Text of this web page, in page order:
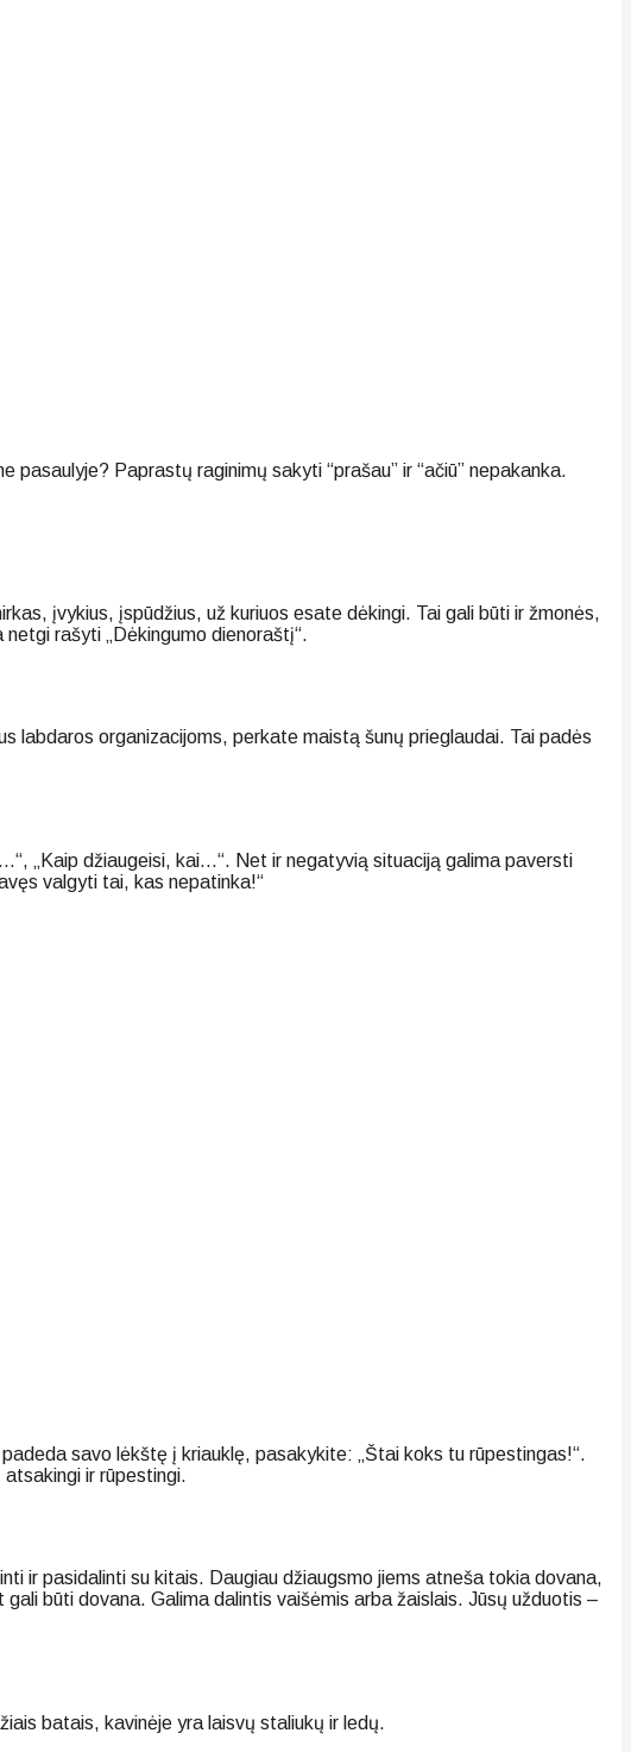
Paprastų raginimų sakyti “prašau” ir “ačiū” nepakanka.
įvykius, įspūdžius, už kuriuos esate dėkingi. Tai gali būti ir žmonės,
rašyti „Dėkingumo dienoraštį“.
labdaros organizacijoms, perkate maistą šunų prieglaudai. Tai padės
„Kaip džiaugeisi, kai…“. Net ir negatyvią situaciją galima paversti
valgyti tai, kas nepatinka!“
savo lėkštę į kriauklę, pasakykite: „Štai koks tu rūpestingas!“.
ir rūpestingi.
ir pasidalinti su kitais. Daugiau džiaugsmo jiems atneša tokia dovana,
būti dovana. Galima dalintis vaišėmis arba žaislais. Jūsų užduotis –
batais, kavinėje yra laisvų staliukų ir ledų.